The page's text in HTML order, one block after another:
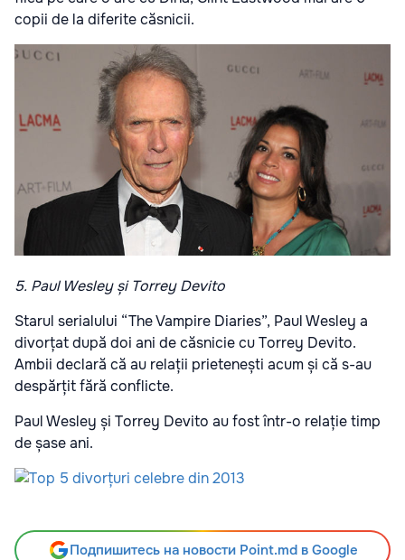
copii de la diferite căsnicii.
5. Paul Wesley și Torrey Devito
Starul serialului “The Vampire Diaries”, Paul Wesley a
divorțat după doi ani de căsnicie cu Torrey Devito.
Ambii declară că au relații prietenești acum și că s-au
despărțit fără conflicte.
Paul Wesley și Torrey Devito au fost într-o relație timp
de șase ani.
Подпишитесь на новости Point.md в Google